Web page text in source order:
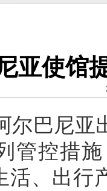
亚使馆
巴尼亚
管控措
活、出行